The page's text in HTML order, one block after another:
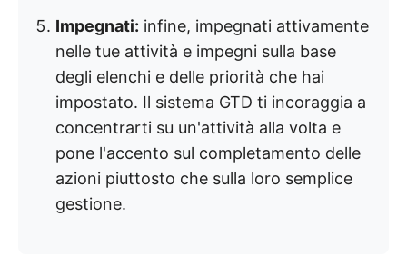
Impegnati: infine, impegnati attivamente
nelle tue attività e impegni sulla base
degli elenchi e delle priorità che hai
impostato. Il sistema GTD ti incoraggia a
concentrarti su un'attività alla volta e
pone l'accento sul completamento delle
azioni piuttosto che sulla loro semplice
gestione.